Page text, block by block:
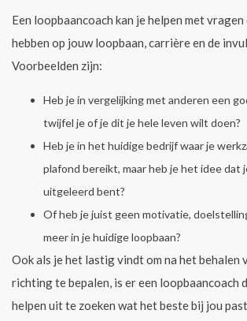
Een loopbaancoach kan je helpen met
hebben op jouw loopbaan, carrière en de
Voorbeelden zijn:
Heb je in vergelijking met anderen een
twijfel je of je dit je hele leven wilt doen?
Heb je in het huidige bedrijf waar je
plafond bereikt, maar heb je het idee dat
uitgeleerd bent?
Of heb je juist geen motivatie,
meer in je huidige loopbaan?
Ook als je het lastig vindt om na het behalen
richting te bepalen, is er een loopbaancoach
helpen uit te zoeken wat het beste bij jou